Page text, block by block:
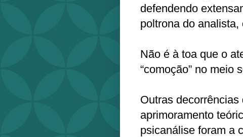
defendendo
poltrona do
Não é à toa que o
“comoção” no meio
Outras
aprimoramento
psicanálise foram a